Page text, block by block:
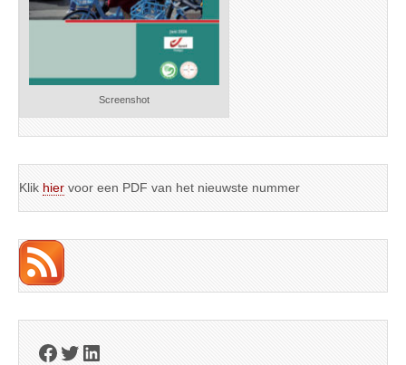
Screenshot
Klik hier voor een PDF van het nieuwste nummer
Facebook
Twitter
LinkedIn